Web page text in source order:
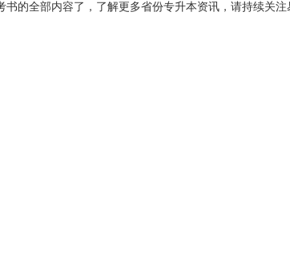
的全部内容了，了解更多省份专升本资讯，请持续关注